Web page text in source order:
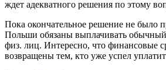
ждет адекватного решения по этому
Пока окончательное решение не было
Польши обязаны выплачивать
физ. лиц. Интересно, что финансовые
возвращены тем, кто уже успел